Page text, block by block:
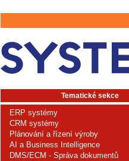
Tematické sekce
ERP systémy
CRM systémy
Plánování a řízení výroby
AI a Business Intelligence
DMS/ECM - Správa dokumentů